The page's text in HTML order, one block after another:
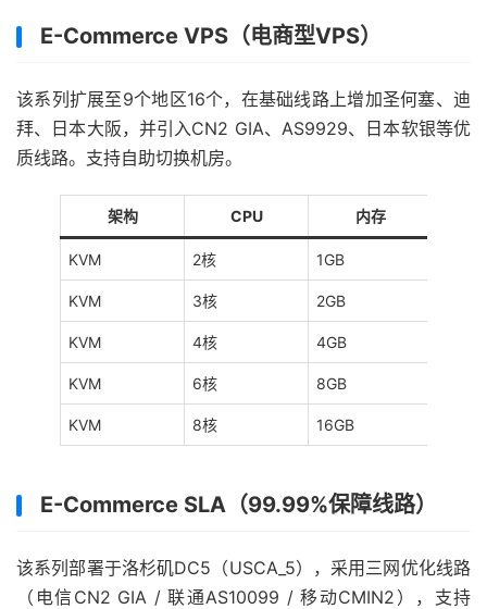
E-Commerce VPS（电商型VPS）
该系列扩展至9个地区16个，在基础线路上增加圣何塞、迪
拜、日本大阪，并引入CN2 GIA、AS9929、日本软银等优
质线路。支持自助切换机房。
架构 CPU 内存
KVM 2核 1GB
KVM 3核 2GB
KVM 4核 4GB
KVM 6核 8GB
KVM 8核 16GB
E-Commerce SLA（99.99%保障线路）
该系列部署于洛杉矶DC5（USCA_5），采用三网优化线路
（电信CN2 GIA / 联通AS10099 / 移动CMIN2），支持